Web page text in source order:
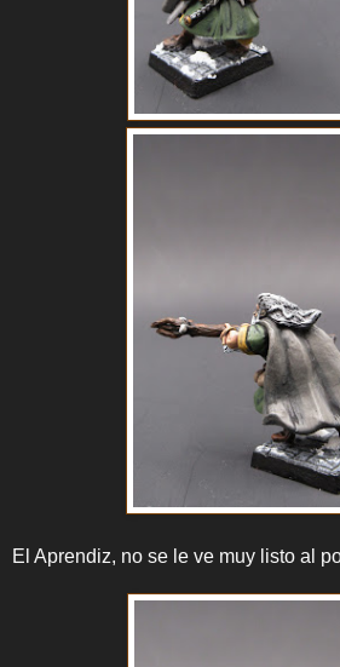
El Aprendiz, no se le ve muy listo al